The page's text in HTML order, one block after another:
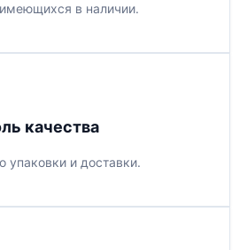
в наличии.
качества
упаковки и доставки.